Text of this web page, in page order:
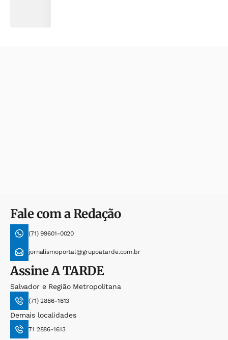
Fale com a Redação
(71) 99601-0020
jornalismoportal@grupoatarde.com.br
AssineA TARDE
Salvador e Região Metropolitana
(71) 2886-1613
Demais localidades
71 2886-1613